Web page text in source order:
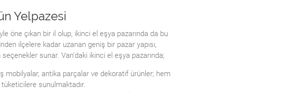
Yelpazesi
öne çıkan bir il olup, ikinci el eşya pazarında da bu
ilçelere kadar uzanan geniş bir pazar yapısı,
sunar. Van’daki ikinci el eşya pazarında;
mobilyalar, antika parçalar ve dekoratif ürünler; hem
sunulmaktadır.